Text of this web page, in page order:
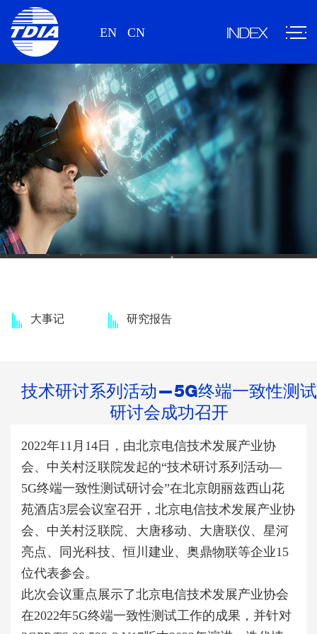
EN CN
大事记 研究报告
技术研讨系列活动—5G终端一致性测试
研讨会成功召开
2022年11 月 14 日，由北京电信技术发展产业协
会、中关村泛联院发起的“技术研讨系列活动—
5G终端一致性测试研讨会”在北京朗丽兹西山花
苑酒店3层会议室召开， 北京电信技术发展产业协
会、中关村泛联院、大唐移动、大唐联仪、星河
亮点、同光科技、恒川建业、奥鼎物联等企业15
位代表参会。
此次会议重点展示了北京电信技术发展产业协会
在2022年5G终端一致性测试工作的成果，并针对